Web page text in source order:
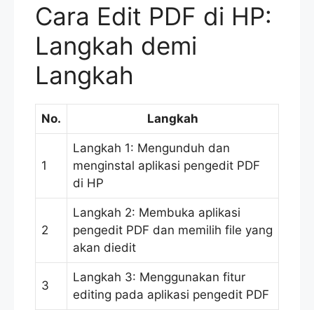
Cara Edit PDF di HP:
Langkah demi
Langkah
No. Langkah
1
Langkah 1: Mengunduh dan
menginstal aplikasi pengedit PDF
di HP
2
Langkah 2: Membuka aplikasi
pengedit PDF dan memilih file yang
akan diedit
3
Langkah 3: Menggunakan fitur
editing pada aplikasi pengedit PDF